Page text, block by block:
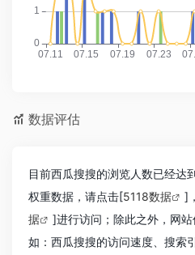
数据评估
目前西瓜搜搜的浏览人数已经达
权重数据，请点击[5118数据 ]
据
]进行访问；除此之外，网站
如：西瓜搜搜的访问速度、搜索